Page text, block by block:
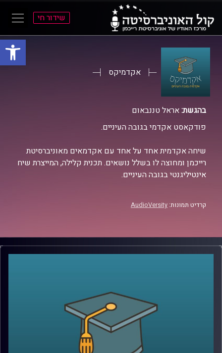
פתח
שידור חי
אקדמיקס
בהגשת:אראל טננבאום
פודקאסט אקדמי בגובה העיניים.
שיחה אקדמית אחד על אחד עם אקדמאים מאוניברסיטת
רייכמן ומחוצה לו בשלל נושאים. תכנית קלילה, המייצרת שיח
אינטיליגנטי בגובה העיניים.
קרדיט תמונות: AudioVersity